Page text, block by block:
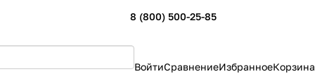
8 (800) 500-25-85
ВойтиСравнениеИзбранноеКорзина